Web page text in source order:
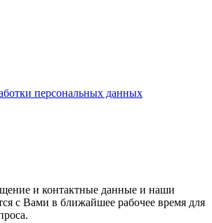
персональных данных
и контактные данные и наши
с Вами в ближайшее рабочее время для